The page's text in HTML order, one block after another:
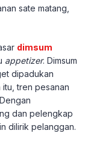
sate matang,
dimsum
appetizer. Dimsum
dipadukan
tren pesanan
dan pelengkap
dilirik pelanggan.